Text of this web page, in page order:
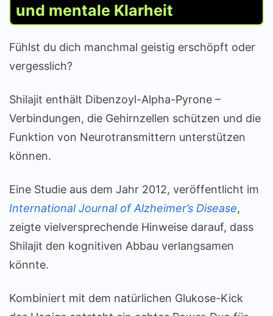
und mentale Klarheit
Fühlst du dich manchmal geistig erschöpft oder
vergesslich?
Shilajit enthält Dibenzoyl-Alpha-Pyrone –
Verbindungen, die Gehirnzellen schützen und die
Funktion von Neurotransmittern unterstützen
können.
Eine Studie aus dem Jahr 2012, veröffentlicht im
International Journal of Alzheimer’s Disease,
zeigte vielversprechende Hinweise darauf, dass
Shilajit den kognitiven Abbau verlangsamen
könnte.
Kombiniert mit dem natürlichen Glukose-Kick